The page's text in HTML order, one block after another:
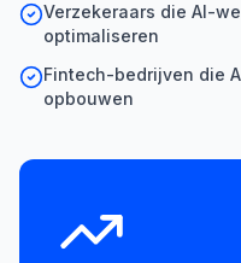
Verzekeraars die AI-
optimaliseren
Fintech-bedrijven die
opbouwen